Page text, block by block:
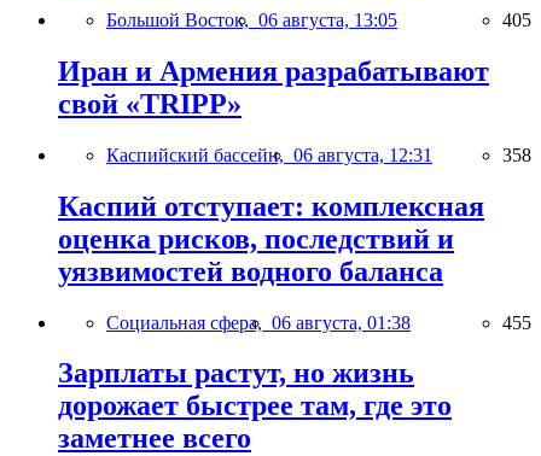
Большой Восток, 06 августа, 13:05 405
Иран и Армения разрабатывают
свой «TRIPP»
Каспийский бассейн, 06 августа, 12:31 358
Каспий отступает: комплексная
оценка рисков, последствий и
уязвимостей водного баланса
Социальная сфера, 06 августа, 01:38 455
Зарплаты растут, но жизнь
дорожает быстрее там, где это
заметнее всего